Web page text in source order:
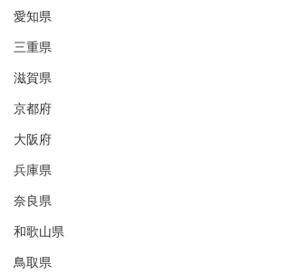
愛知県
三重県
滋賀県
京都府
大阪府
兵庫県
奈良県
和歌山県
鳥取県